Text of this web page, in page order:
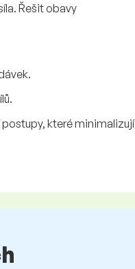
Řešit obavy
které minimalizují